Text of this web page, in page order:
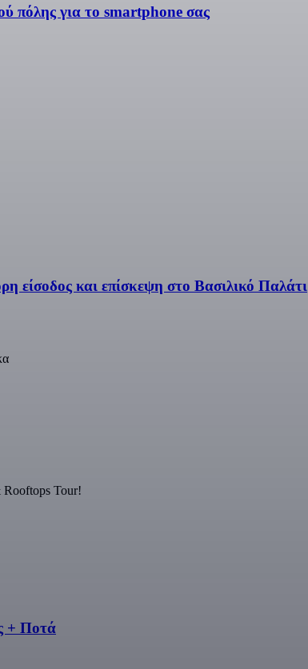
πόλης για το smartphone σας
και επίσκεψη στο Βασιλικό Παλάτι
Rooftops Tour!
+ Ποτά